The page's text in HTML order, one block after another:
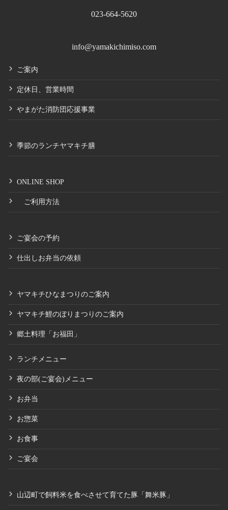
023-664-5620
info@yamakichimiso.com
ご案内
定休日、営業時間
やまがた消防団応援事業
季節のランチヤマキチ膳
ONLINE SHOP
ご利用方法
ご宴会の予約
仕出しお弁当の依頼
ヤマキチひなまつりのご案内
ヤマキチ鯉のぼりまつりのご案内
郷土料理「お福田」
ランチメニュー
夜の部(ご宴会)メニュー
お弁当
お惣菜
お食事
ご宴会
山辺町で飼料米を食べさせて育てた豚「舞米豚」